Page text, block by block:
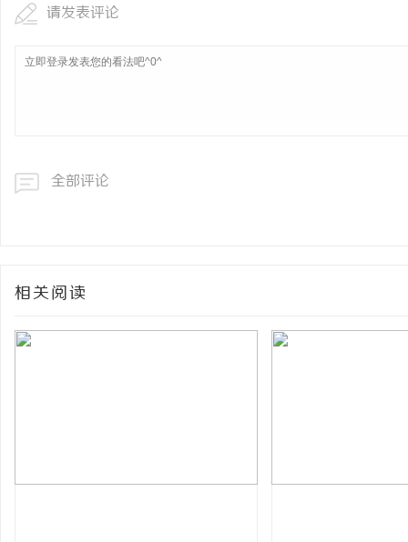
请发表评论
全部评论
相关阅读